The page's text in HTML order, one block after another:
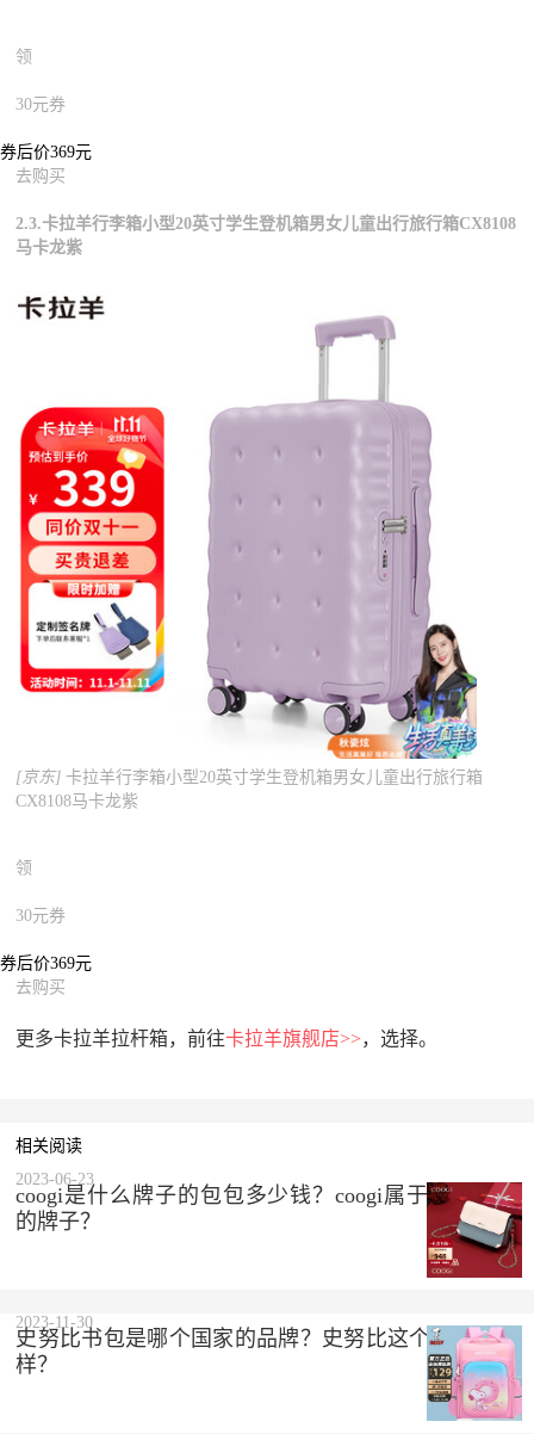
领
30元券
券后价369元
去购买
2.3.卡拉羊行李箱小型20英寸学生登机箱男女儿童出行旅行箱CX8108
马卡龙紫
[京东] 卡拉羊行李箱小型20英寸学生登机箱男女儿童出行旅行箱
CX8108马卡龙紫
领
30元券
券后价369元
去购买
更多卡拉羊拉杆箱，前往卡拉羊旗舰店>>，选择。
相关阅读
coogi是什么牌子的包包多少钱？coogi属于什么档次
的牌子？
2023-06-23
史努比书包是哪个国家的品牌？史努比这个品牌怎么
样？
2023-11-30